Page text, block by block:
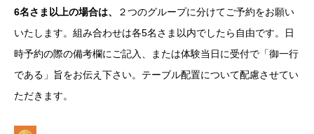
6名さま以上の場合は、
２つのグループに分けてご予約をお願い
いたします。組み合わせは各5名さま以内でしたら自由です。日
時予約の際の備考欄にご記入、または体験当日に受付で「御一行
である」旨をお伝え下さい。テーブル配置について配慮させてい
ただきます。